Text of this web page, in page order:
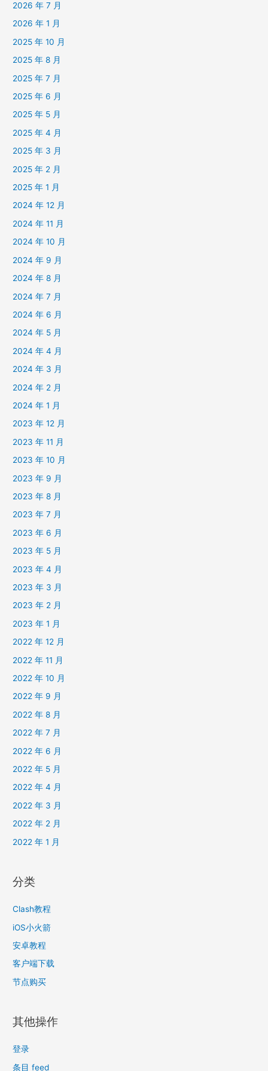
2026 年 7 月
2026 年 1 月
2025 年 10 月
2025 年 8 月
2025 年 7 月
2025 年 6 月
2025 年 5 月
2025 年 4 月
2025 年 3 月
2025 年 2 月
2025 年 1 月
2024 年 12 月
2024 年 11 月
2024 年 10 月
2024 年 9 月
2024 年 8 月
2024 年 7 月
2024 年 6 月
2024 年 5 月
2024 年 4 月
2024 年 3 月
2024 年 2 月
2024 年 1 月
2023 年 12 月
2023 年 11 月
2023 年 10 月
2023 年 9 月
2023 年 8 月
2023 年 7 月
2023 年 6 月
2023 年 5 月
2023 年 4 月
2023 年 3 月
2023 年 2 月
2023 年 1 月
2022 年 12 月
2022 年 11 月
2022 年 10 月
2022 年 9 月
2022 年 8 月
2022 年 7 月
2022 年 6 月
2022 年 5 月
2022 年 4 月
2022 年 3 月
2022 年 2 月
2022 年 1 月
分类
Clash教程
iOS小火箭
安卓教程
客户端下载
节点购买
其他操作
登录
条目 feed